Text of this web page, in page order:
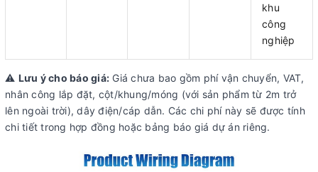
khu
công
nghiệp
⚠️ Lưu ý cho báo giá: Giá chưa bao gồm phí vận chuyển, VAT,
nhân công lắp đặt, cột/khung/móng (với sản phẩm từ 2m trở
lên ngoài trời), dây điện/cáp dẫn. Các chi phí này sẽ được tính
chi tiết trong hợp đồng hoặc bảng báo giá dự án riêng.